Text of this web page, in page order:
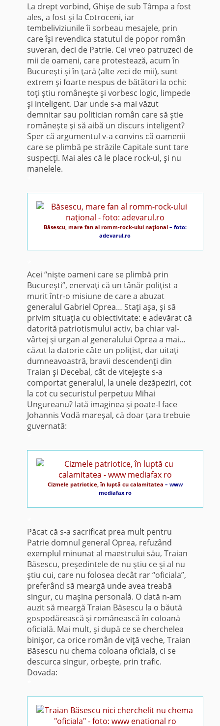
La drept vorbind, Ghişe de sub Tâmpa a fost
ales, a fost şi la Cotroceni, iar
tembeliviziunile îi sorbeau mesajele, prin
care îşi revendica statutul de popor român
suveran, deci de Patrie. Cei vreo patruzeci de
mii de oameni, care protestează, acum în
Bucureşti şi în ţară (alte zeci de mii), sunt
extrem şi foarte nespus de bătători la ochi:
toţi ştiu româneşte şi vorbesc logic, limpede
şi inteligent. Dar unde s-a mai văzut
demnitar sau politician român care să ştie
româneşte şi să aibă un discurs inteligent?
Sper că argumentul v-a convins că oamenii
care se plimbă pe străzile Capitale sunt tare
suspecţi. Mai ales că le place rock-ul, şi nu
manelele.
Băsescu, mare fan al romm-rock-ului naţional– foto:
adevarul.ro
Acei “nişte oameni care se plimbă prin
Bucureşti”, enervaţi că un tânăr poliţist a
murit într-o misiune de care a abuzat
generalul Gabriel Oprea… Staţi aşa, şi să
privim situaţia cu obiectivitate: e adevărat că
datorită patriotismului activ, ba chiar val-
vârtej şi urgan al generalului Oprea a mai…
căzut la datorie câte un poliţist, dar uitaţi
dumneavoastră, bravii descendenţi din
Traian şi Decebal, cât de vitejeşte s-a
comportat generalul, la unele dezăpeziri, cot
la cot cu securistul perpetuu Mihai
Ungureanu? Iată imaginea şi poate-l face
Johannis Vodă mareşal, că doar ţara trebuie
guvernată:
Cizmele patriotice, în luptă cu calamitatea – www
mediafax ro
Păcat că s-a sacrificat prea mult pentru
Patrie domnul general Oprea, refuzând
exemplul minunat al maestrului său, Traian
Băsescu, preşedintele de nu ştiu ce şi al nu
ştiu cui, care nu folosea decât rar “oficiala”,
preferând să meargă unde avea treabă
singur, cu maşina personală. O dată n-am
auzit să meargă Traian Băsescu la o băută
gospodărească şi românească în coloană
oficială. Mai mult, şi după ce se cherchelea
binişor, ca orice român de viţă veche, Traian
Băsescu nu chema coloana oficială, ci se
descurca singur, orbeşte, prin trafic.
Dovada: